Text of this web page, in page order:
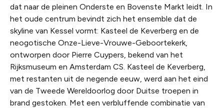
dat naar de pleinen Onderste en Bovenste Markt leidt. In
het oude centrum bevindt zich het ensemble dat de
skyline van Kessel vormt: Kasteel de Keverberg en de
neogotische Onze-Lieve-Vrouwe-Geboortekerk,
ontworpen door Pierre Cuypers, bekend van het
Rijksmuseum en Amsterdam CS. Kasteel de Keverberg,
met restanten uit de negende eeuw, werd aan het eind
van de Tweede Wereldoorlog door Duitse troepen in
brand gestoken. Met een verbluffende combinatie van